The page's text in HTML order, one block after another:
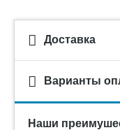
Доставка
Варианты
Наши